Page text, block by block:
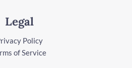
Legal
Policy
of Service